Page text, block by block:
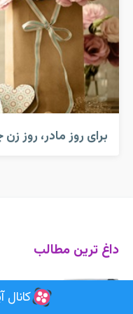
برای روز مادر، روز
داغ ترین مطالب
راهنمای
کانال